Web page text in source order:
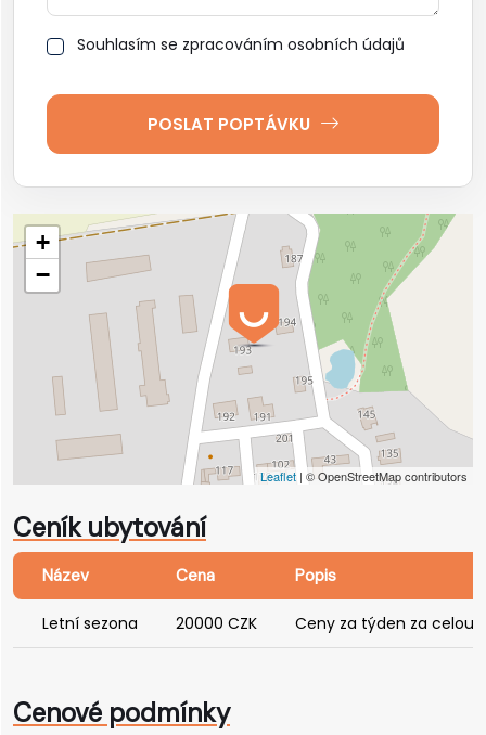
Možnosti koupání: rybník Rožmberk, lom Dunajovice,
rybník Dvořiště, rybník Svět, Opatovický rybník, rybník
pískovny, Spolský rybník, Velký Hatínský rybník, rybník
Koníř, Dubenský rybník, Velký Řečický rybník, rybník
Mrhal, pískovna Cep.
Souhlasím se zpracováním osobních údajů
POSLAT POPTÁVKU
+
−
Leaflet | © OpenStreetMap contributors
Ceník ubytování
Název Cena Popis
Letní sezona 20000 CZK Ceny za týden za celou
Cenové podmínky